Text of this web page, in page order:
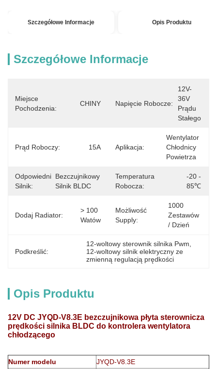
Szczegółowe Informacje Opis Produktu
Szczegółowe Informacje
Miejsce
Pochodzenia:
CHINY Napięcie Robocze:
12V-
36V
Prądu
Stałego
Prąd Roboczy: 15A Aplikacja:
Wentylator
Chłodnicy
Powietrza
Odpowiedni
Silnik:
Bezczujnikowy
Silnik BLDC
Temperatura
Robocza:
-20 -
85℃
Dodaj Radiator:
> 100
Watów
Możliwość
Supply:
1000
Zestawów
/ Dzień
Podkreślić:
12-woltowy sterownik silnika Pwm
12-woltowy silnik elektryczny ze
zmienną regulacją prędkości
Opis Produktu
12V DC JYQD-V8.3E bezczujnikowa płyta sterownicza
prędkości silnika BLDC do kontrolera wentylatora
chłodzącego
Numer modelu
JYQD-V8.3E